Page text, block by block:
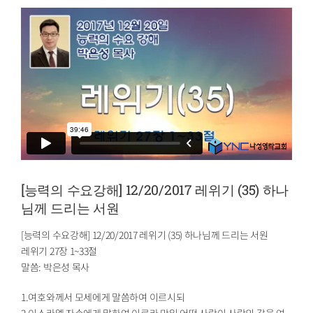
[능력의 수요강해] 12/20/2017 레위기 (35) 하나
님께 드리는 서원
[능력의 수요강해] 12/20/2017 레위기 (35) 하나님께 드리는 서원
레위기 27장 1~33절
말씀: 박은성 목사
1.여호와께서 모세에게 말씀하여 이르시되